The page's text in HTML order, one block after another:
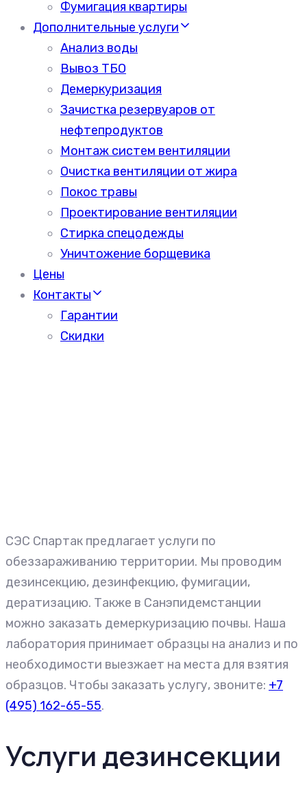
Фумигация квартиры
Дополнительные услуги
Анализ воды
Вывоз ТБО
Демеркуризация
Зачистка резервуаров от
нефтепродуктов
Монтаж систем вентиляции
Очистка вентиляции от жира
Покос травы
Проектирование вентиляции
Стирка спецодежды
Уничтожение борщевика
Цены
Контакты
Гарантии
Скидки
СЭС Спартак предлагает услуги по
обеззараживанию территории. Мы проводим
дезинсекцию, дезинфекцию, фумигации,
дератизацию. Также в Санэпидемстанции
можно заказать демеркуризацию почвы. Наша
лаборатория принимает образцы на анализ и по
необходимости выезжает на места для взятия
образцов. Чтобы заказать услугу, звоните: +7
(495) 162-65-55.
Услуги дезинсекции